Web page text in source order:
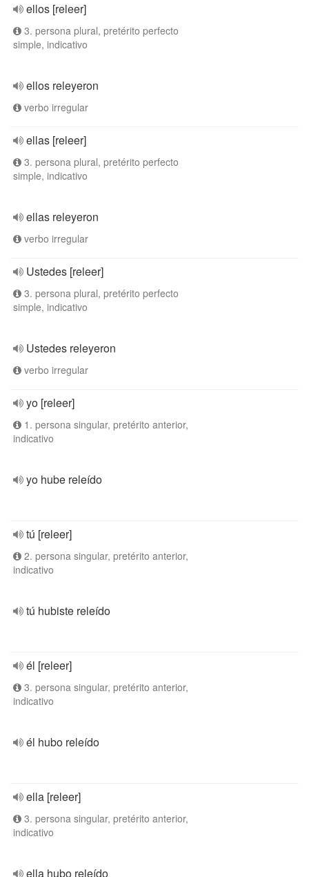
ellos [releer]
3. persona plural, pretérito perfecto
simple, indicativo
ellos releyeron
verbo irregular
ellas [releer]
3. persona plural, pretérito perfecto
simple, indicativo
ellas releyeron
verbo irregular
Ustedes [releer]
3. persona plural, pretérito perfecto
simple, indicativo
Ustedes releyeron
verbo irregular
yo [releer]
1. persona singular, pretérito anterior,
indicativo
yo hube releído
tú [releer]
2. persona singular, pretérito anterior,
indicativo
tú hubiste releído
él [releer]
3. persona singular, pretérito anterior,
indicativo
él hubo releído
ella [releer]
3. persona singular, pretérito anterior,
indicativo
ella hubo releído